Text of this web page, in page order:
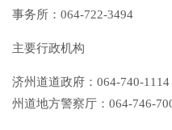
事务所：064-722-3494
主要行政机构
济州道道政府：064-740-
州道地方警察厅：064-746-